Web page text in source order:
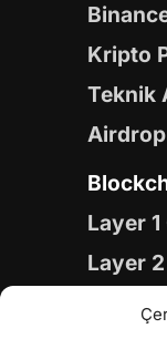
Kripto
Teknik
Layer
Layer
Yapay